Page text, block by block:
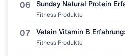
06
Fitness Produkte
07
Fitness Produkte